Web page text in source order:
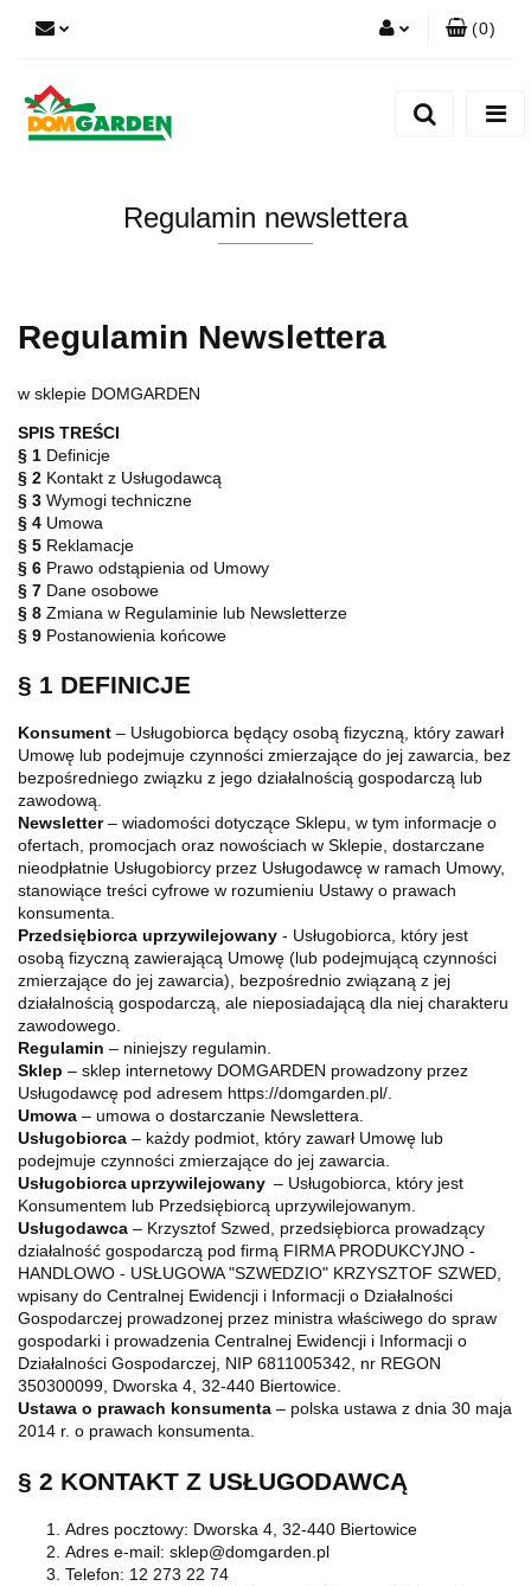
(0)
Regulamin newslettera
Regulamin Newslettera
w sklepie DOMGARDEN
SPIS TREŚCI
§ 1 Definicje
§ 2 Kontakt z Usługodawcą
§ 3 Wymogi techniczne
§ 4 Umowa
§ 5 Reklamacje
§ 6 Prawo odstąpienia od Umowy
§ 7 Dane osobowe
§ 8 Zmiana w Regulaminie lub Newsletterze
§ 9 Postanowienia końcowe
§ 1 DEFINICJE
Konsument – Usługobiorca będący osobą fizyczną, który zawarł
Umowę lub podejmuje czynności zmierzające do jej zawarcia, bez
bezpośredniego związku z jego działalnością gospodarczą lub
zawodową.
Newsletter– wiadomości dotyczące Sklepu, w tym informacje o
ofertach, promocjach oraz nowościach w Sklepie, dostarczane
nieodpłatnie Usługobiorcy przez Usługodawcę w ramach Umowy,
stanowiące treści cyfrowe w rozumieniu Ustawy o prawach
konsumenta.
Przedsiębiorca uprzywilejowany - Usługobiorca, który jest
osobą fizyczną zawierającą Umowę (lub podejmującą czynności
zmierzające do jej zawarcia), bezpośrednio związaną z jej
działalnością gospodarczą, ale nieposiadającą dla niej charakteru
zawodowego.
Regulamin – niniejszy regulamin.
Sklep – sklep internetowy DOMGARDEN prowadzony przez
Usługodawcę pod adresem https://domgarden.pl/.
Umowa – umowa o dostarczanie Newslettera.
Usługobiorca – każdy podmiot, który zawarł Umowę lub
podejmuje czynności zmierzające do jej zawarcia.
Usługobiorca uprzywilejowany – Usługobiorca, który jest
Konsumentem lub Przedsiębiorcą uprzywilejowanym.
Usługodawca – Krzysztof Szwed, przedsiębiorca prowadzący
działalność gospodarczą pod firmą FIRMA PRODUKCYJNO -
HANDLOWO - USŁUGOWA "SZWEDZIO" KRZYSZTOF SZWED,
wpisany do Centralnej Ewidencji i Informacji o Działalności
Gospodarczej prowadzonej przez ministra właściwego do spraw
gospodarki i prowadzenia Centralnej Ewidencji i Informacji o
Działalności Gospodarczej, NIP 6811005342, nr REGON
350300099, Dworska 4, 32-440 Biertowice.
Ustawa o prawach konsumenta – polska ustawa z dnia 30 maja
2014 r. o prawach konsumenta.
§ 2 KONTAKT Z USŁUGODAWCĄ
Adres pocztowy: Dworska 4, 32-440 Biertowice
Adres e-mail: sklep@domgarden.pl
Telefon: 12 273 22 74